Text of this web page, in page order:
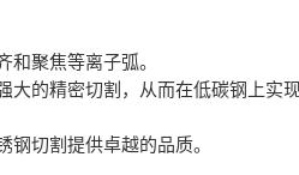
和聚焦等离子弧。
大的精密切割，从而在低碳钢上实
钢切割提供卓越的品质。